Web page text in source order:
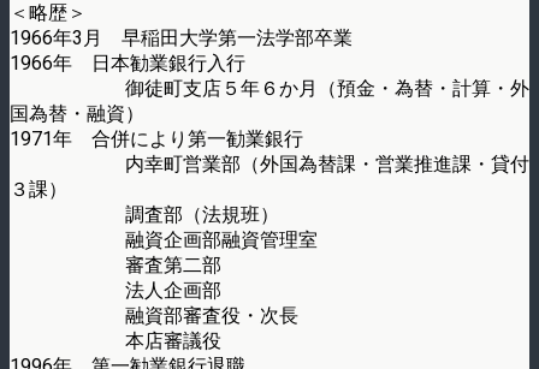
＜略歴＞
1966年3月 早稲田大学第一法学部卒業
1966年 日本勧業銀行入行
御徒町支店５年６か月（預金・為替・計算・外
国為替・融資）
1971年 合併により第一勧業銀行
内幸町営業部（外国為替課・営業推進課・貸付
３課）
調査部（法規班）
融資企画部融資管理室
審査第二部
法人企画部
融資部審査役・次長
本店審議役